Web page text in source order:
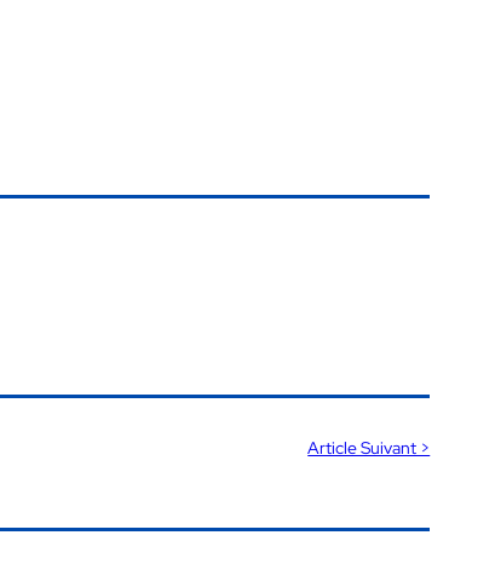
Article Suivant >